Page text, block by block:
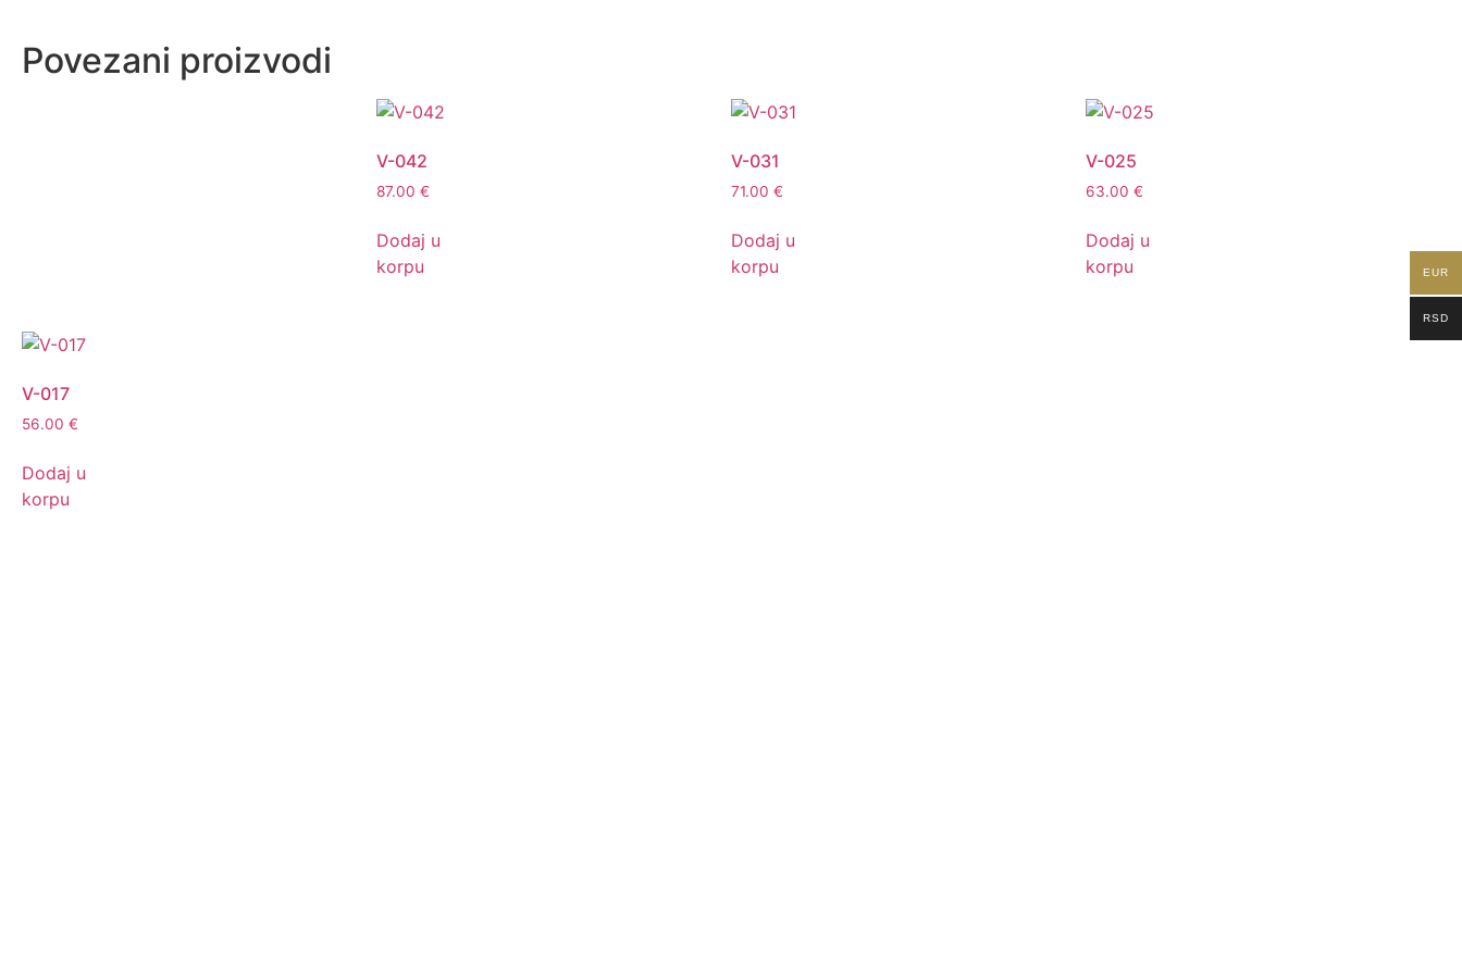
Povezani proizvodi
V-042
87.00 €
Dodaj u
korpu
V-031
71.00 €
Dodaj u
korpu
V-025
63.00 €
Dodaj u
korpu
V-017
56.00 €
Dodaj u
korpu
EUR
RSD